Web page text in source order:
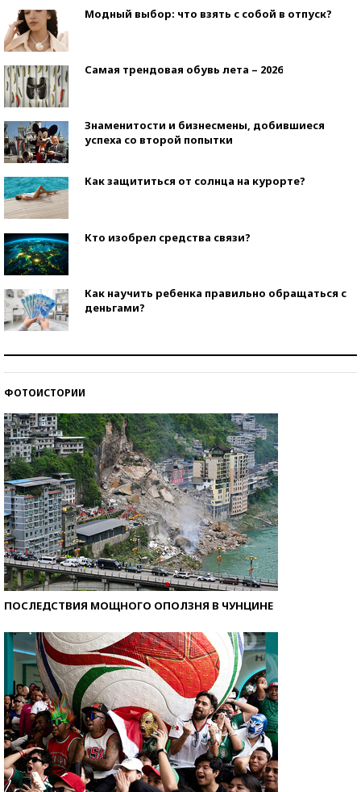
Модный выбор: что взять с собой в отпуск?
Самая трендовая обувь лета – 2026
Знаменитости и бизнесмены, добившиеся
успеха со второй попытки
Как защититься от солнца на курорте?
Кто изобрел средства связи?
Как научить ребенка правильно обращаться с
деньгами?
ФОТОИСТОРИИ
ПОСЛЕДСТВИЯ МОЩНОГО ОПОЛЗНЯ В ЧУНЦИНЕ